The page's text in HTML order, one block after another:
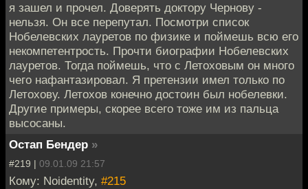
я зашел и прочел. Доверять доктору Чернову -
нельзя. Он все перепутал. Посмотри список
Нобелевских лауретов по физике и поймешь всю его
некомпетентрость. Прочти биографии Нобелевских
лауретов. Тогда поймешь, что с Летоховым он много
чего нафантазировал. Я претензии имел только по
Летохову. Летохов конечно достоин был нобелевки.
Другие примеры, скорее всего тоже им из пальца
высосаны.
Остап Бендер »
#219 | 09.01.09 21:57
Кому: Noidentity, #215